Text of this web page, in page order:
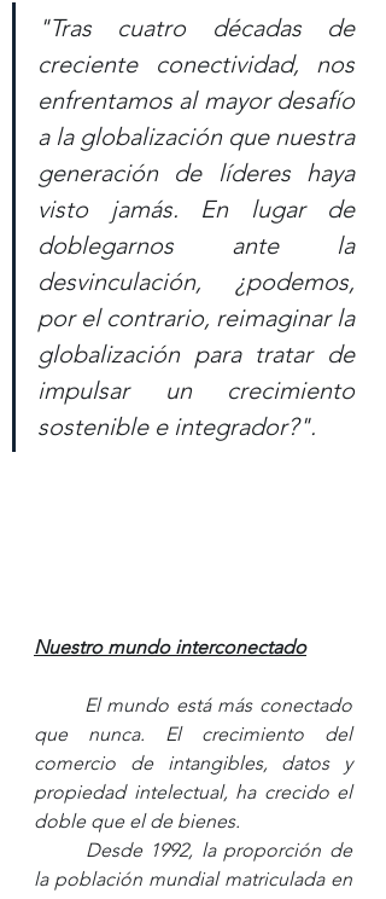
"Tras cuatro décadas de
creciente conectividad, nos
enfrentamos al mayor desafío
a la globalización que nuestra
generación de líderes haya
visto jamás. En lugar de
doblegarnos ante la
desvinculación, ¿podemos,
por el contrario, reimaginar la
globalización para tratar de
impulsar un crecimiento
sostenible e integrador?".
Nuestro mundo interconectado
El mundo está más conectado
que nunca. El crecimiento del
comercio de intangibles, datos y
propiedad intelectual, ha crecido el
doble que el de bienes.
Desde 1992, la proporción de
la población mundial matriculada en